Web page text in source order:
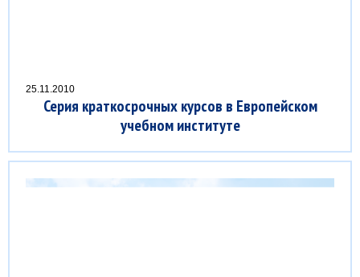
25.11.2010
Серия краткосрочных курсов в Европейском
учебном институте